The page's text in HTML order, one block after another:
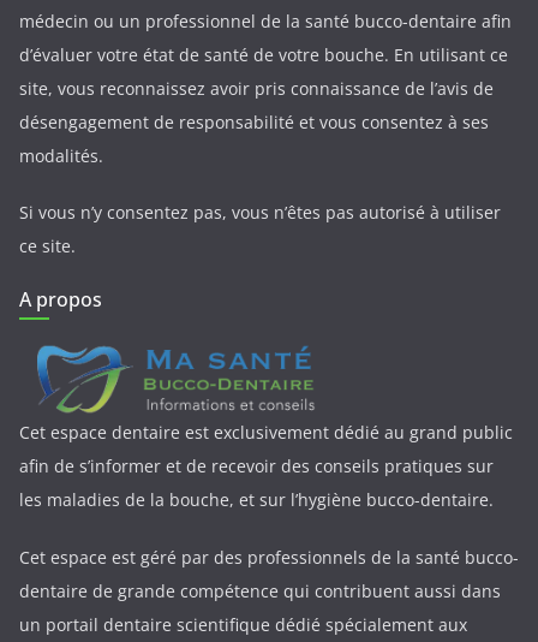
médecin ou un professionnel de la santé bucco-dentaire afin
d’évaluer votre état de santé de votre bouche. En utilisant ce
site, vous reconnaissez avoir pris connaissance de l’avis de
désengagement de responsabilité et vous consentez à ses
modalités.
Si vous n’y consentez pas, vous n’êtes pas autorisé à utiliser
ce site.
A propos
Cet espace dentaire est exclusivement dédié au grand public
afin de s’informer et de recevoir des conseils pratiques sur
les maladies de la bouche, et sur l’hygiène bucco-dentaire.
Cet espace est géré par des professionnels de la santé bucco-
dentaire de grande compétence qui contribuent aussi dans
un portail dentaire scientifique dédié spécialement aux